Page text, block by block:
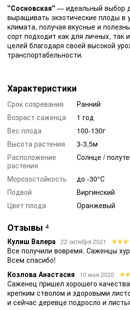
"Сосновская" — идеальный выбор
выращивать экзотические плоды в
климата, получая вкусные и
сорт подходит как для личных, так
целей благодаря своей высокой
транспортабельности.
Характеристики
Срок созревания
Ранний
Возраст саженца
1 год
Вес плода
100-130г
Высота растения
3-3,5м
Расположение
растения
Солнце /
Морозостойкость
до -30°С
Подвой
Виргинский
Цвет плода
Оранжевый
Отзывы 4
Кулиш Валера 22 октября 2021
Все получили вовремя. Саженцы
Всем спасибо!
Козлова Анастасия
10 мая 2020
Саженец пришел хорошего
крепким стволом и здоровыми
и сейчас деревце подросло и